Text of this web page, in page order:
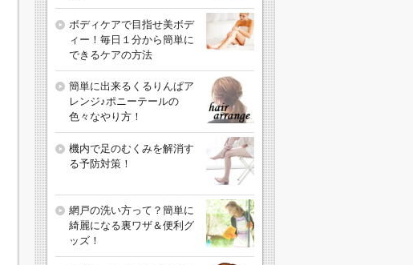
ボディケアで目指せ美ボデ
ィー！毎日１分から簡単に
できるケアの方法
簡単に出来るくるりんぱア
レンジ♪ポニーテールの
色々なやり方！
機内で足のむくみを解消す
る予防対策！
網戸の洗い方って？簡単に
綺麗になる裏ワザ＆便利グ
ッズ！